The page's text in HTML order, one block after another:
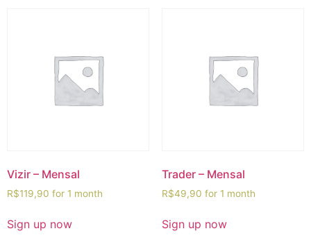
Vizir – Mensal
R$119,90 for 1 month
Sign up now
Trader – Mensal
R$49,90 for 1 month
Sign up now